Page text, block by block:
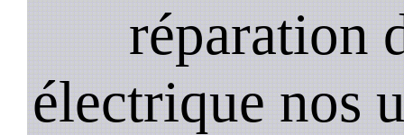
réparation
électrique nos